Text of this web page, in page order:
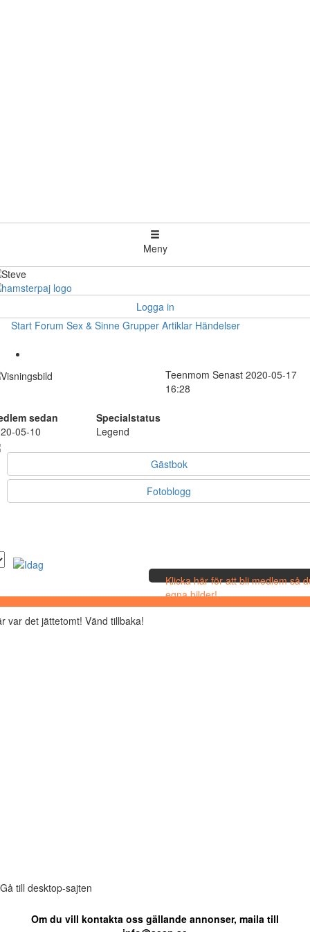
Meny
Logga in
Start Forum Sex & Sinne Grupper Artiklar Händelser
Teenmom Senast 2020-05-17
16:28
sedan
Specialstatus
05-10
Legend
Gästbok
Fotoblogg
Klicka här för att bli medlem så
egna bilder!
var det jättetomt! Vänd tillbaka!
Gå till desktop-sajten
Om du vill kontakta oss gällande annonser, maila till